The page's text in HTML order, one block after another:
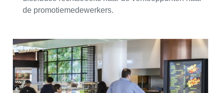
de promotiemedewerkers.